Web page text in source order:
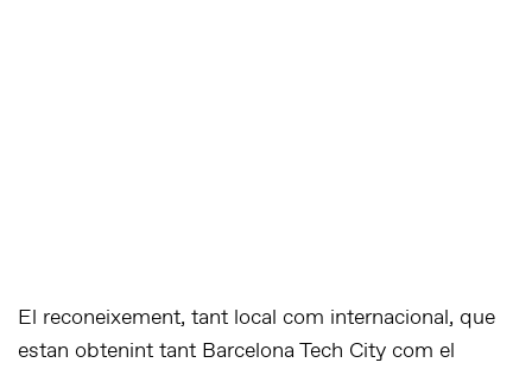
El reconeixement, tant local com internacional, que
estan obtenint tant Barcelona Tech City com el